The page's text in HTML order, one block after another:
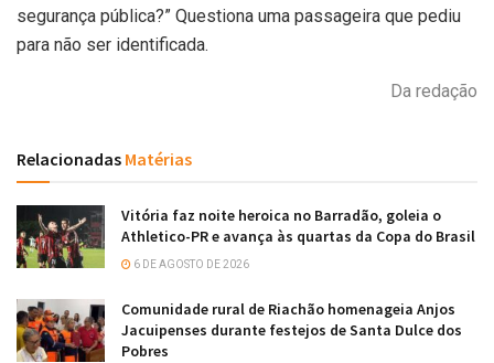
segurança pública?” Questiona uma passageira que pediu
para não ser identificada.
Da redação
Relacionadas Matérias
Vitória faz noite heroica no Barradão, goleia o
Athletico-PR e avança às quartas da Copa do Brasil
6 DE AGOSTO DE 2026
Comunidade rural de Riachão homenageia Anjos
Jacuipenses durante festejos de Santa Dulce dos
Pobres